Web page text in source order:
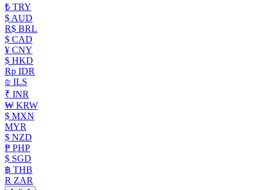
₺ TRY
$ AUD
R$ BRL
$ CAD
¥ CNY
$ HKD
Rp IDR
₪ ILS
₹ INR
₩ KRW
$ MXN
MYR
$ NZD
₱ PHP
$ SGD
฿ THB
R ZAR